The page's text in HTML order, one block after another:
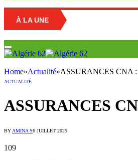
À LA UNE
Home»Actualité»ASSURANCES CNA :
ACTUALITÉ
ASSURANCES
BYAMINA S6 JUILLET 2025
109